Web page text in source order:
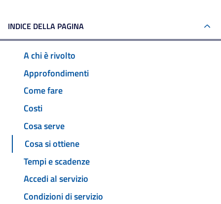
INDICE DELLA PAGINA
A chi è rivolto
Approfondimenti
Come fare
Costi
Cosa serve
Cosa si ottiene
Tempi e scadenze
Accedi al servizio
Condizioni di servizio